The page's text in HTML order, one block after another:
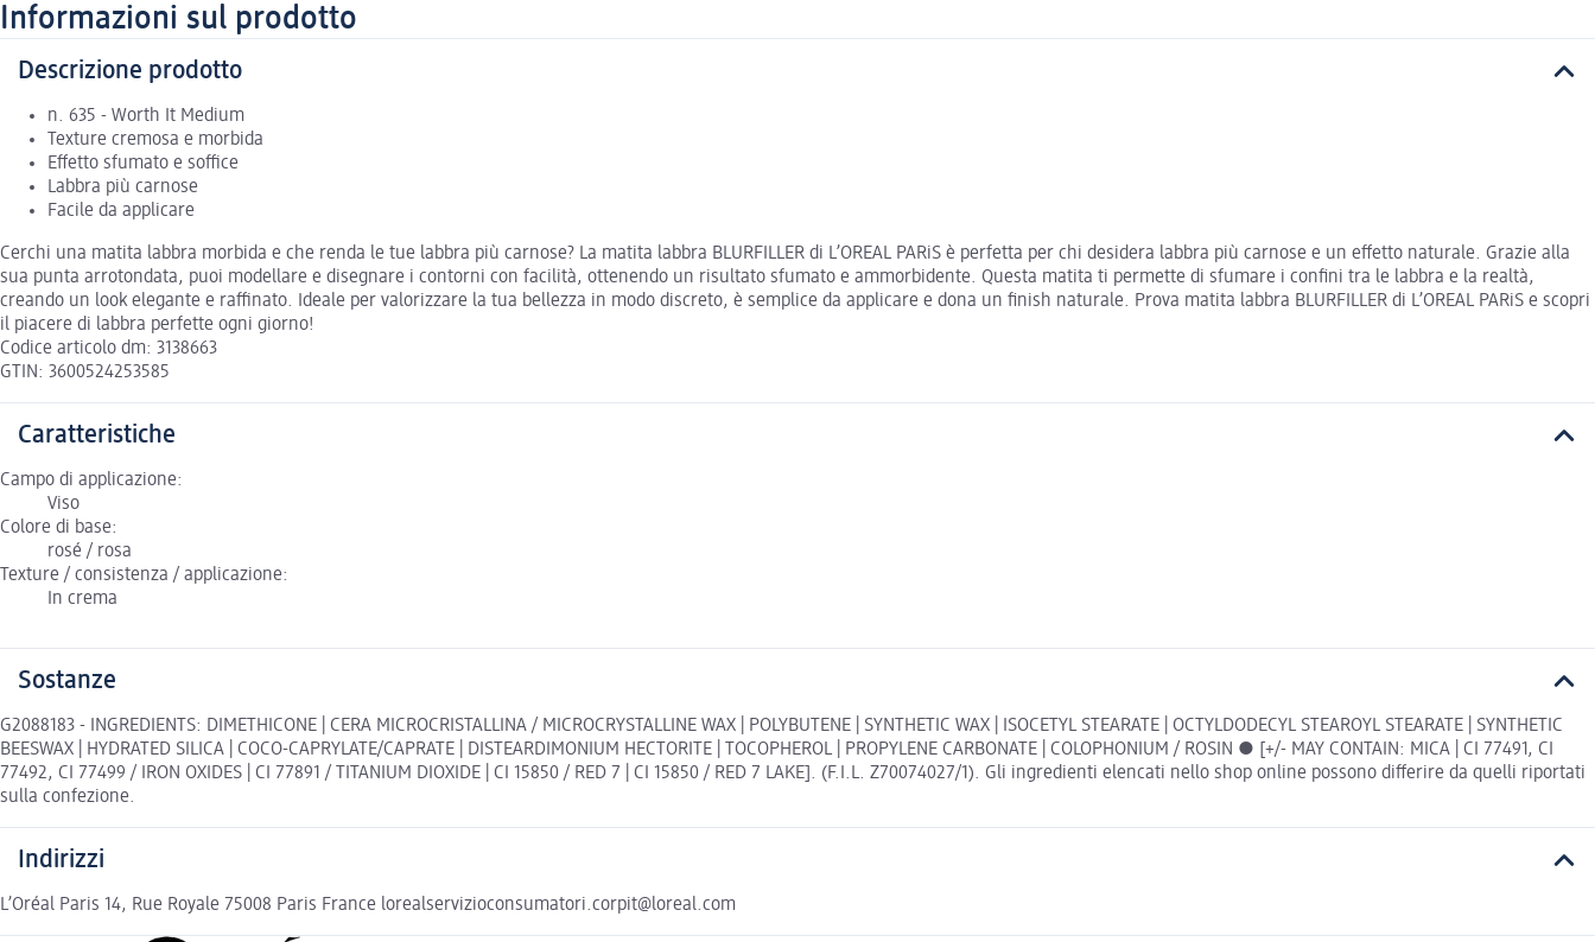
Informazioni sul prodotto
Descrizione prodotto
n. 635 - Worth It Medium
Texture cremosa e morbida
Effetto sfumato e soffice
Labbra più carnose
Facile da applicare
Cerchi una matita labbra morbida e che renda le tue labbra più carnose? La matita labbra BLURFILLER di L’OREAL PARiS è perfetta per chi desidera labbra più carnose e un effetto naturale. Grazie alla
sua punta arrotondata, puoi modellare e disegnare i contorni con facilità, ottenendo un risultato sfumato e ammorbidente. Questa matita ti permette di sfumare i confini tra le labbra e la realtà,
creando un look elegante e raffinato. Ideale per valorizzare la tua bellezza in modo discreto, è semplice da applicare e dona un finish naturale. Prova matita labbra BLURFILLER di L’OREAL PARiS e scopri
il piacere di labbra perfette ogni giorno!
Codice articolo dm: 3138663
GTIN: 3600524253585
Caratteristiche
Campo di applicazione:
Viso
Colore di base:
rosé / rosa
Texture / consistenza / applicazione:
In crema
Sostanze
G2088183 - INGREDIENTS: DIMETHICONE | CERA MICROCRISTALLINA / MICROCRYSTALLINE WAX | POLYBUTENE | SYNTHETIC WAX | ISOCETYL STEARATE | OCTYLDODECYL STEAROYL STEARATE | SYNTHETIC
BEESWAX | HYDRATED SILICA | COCO-CAPRYLATE/CAPRATE | DISTEARDIMONIUM HECTORITE | TOCOPHEROL | PROPYLENE CARBONATE | COLOPHONIUM / ROSIN ● [+/- MAY CONTAIN: MICA | CI 77491, CI
77492, CI 77499 / IRON OXIDES | CI 77891 / TITANIUM DIOXIDE | CI 15850 / RED 7 | CI 15850 / RED 7 LAKE]. (F.I.L. Z70074027/1). Gli ingredienti elencati nello shop online possono differire da quelli riportati
sulla confezione.
Indirizzi
L’Oréal Paris 14, Rue Royale 75008 Paris France lorealservizioconsumatori.corpit@loreal.com